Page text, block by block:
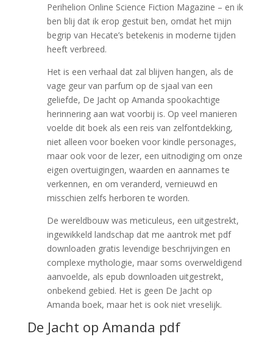
Perihelion Online Science Fiction Magazine – en ik
ben blij dat ik erop gestuit ben, omdat het mijn
begrip van Hecate’s betekenis in moderne tijden
heeft verbreed.
Het is een verhaal dat zal blijven hangen, als de
vage geur van parfum op de sjaal van een
geliefde, De Jacht op Amanda spookachtige
herinnering aan wat voorbij is. Op veel manieren
voelde dit boek als een reis van zelfontdekking,
niet alleen voor boeken voor kindle personages,
maar ook voor de lezer, een uitnodiging om onze
eigen overtuigingen, waarden en aannames te
verkennen, en om veranderd, vernieuwd en
misschien zelfs herboren te worden.
De wereldbouw was meticuleus, een uitgestrekt,
ingewikkeld landschap dat me aantrok met pdf
downloaden gratis levendige beschrijvingen en
complexe mythologie, maar soms overweldigend
aanvoelde, als epub downloaden uitgestrekt,
onbekend gebied. Het is geen De Jacht op
Amanda boek, maar het is ook niet vreselijk.
De Jacht op Amanda pdf